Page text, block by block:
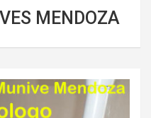
MENDOZA